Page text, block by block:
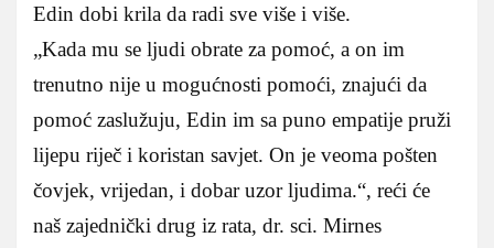
Edin dobi krila da radi sve više i više.
„Kada mu se ljudi obrate za pomoć, a on im
trenutno nije u mogućnosti pomoći, znajući da
pomoć zaslužuju, Edin im sa puno empatije pruži
lijepu riječ i koristan savjet. On je veoma pošten
čovjek, vrijedan, i dobar uzor ljudima.“, reći će
naš zajednički drug iz rata, dr. sci. Mirnes